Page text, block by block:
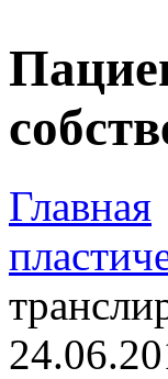
Главная